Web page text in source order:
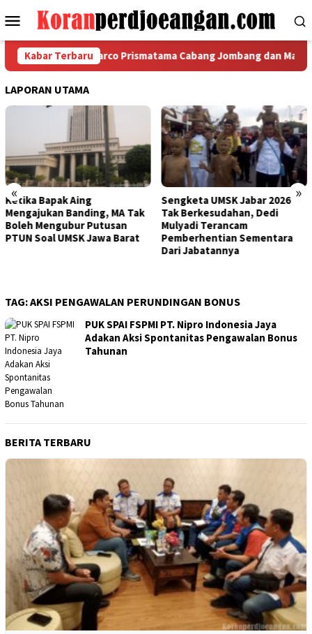
ke
Menu
Mobile
Kabar Terbaru
PT Indomarco Prismatama Cabang Jombang dan
LAPORAN UTAMA
« »
Bapak Aing
Banding, MA Tak
Mengubur Putusan
Soal UMSK Jawa Barat
Sengketa UMSK Jabar 2026
Tak Berkesudahan, Dedi
Mulyadi Terancam
Pemberhentian Sementara
Dari Jabatannya
TAG:AKSI PENGAWALAN PERUNDINGAN BONUS
PUK SPAI FSPMI PT. Nipro Indonesia Jaya
Adakan Aksi Spontanitas Pengawalan Bonus
Tahunan
BERITA TERBARU